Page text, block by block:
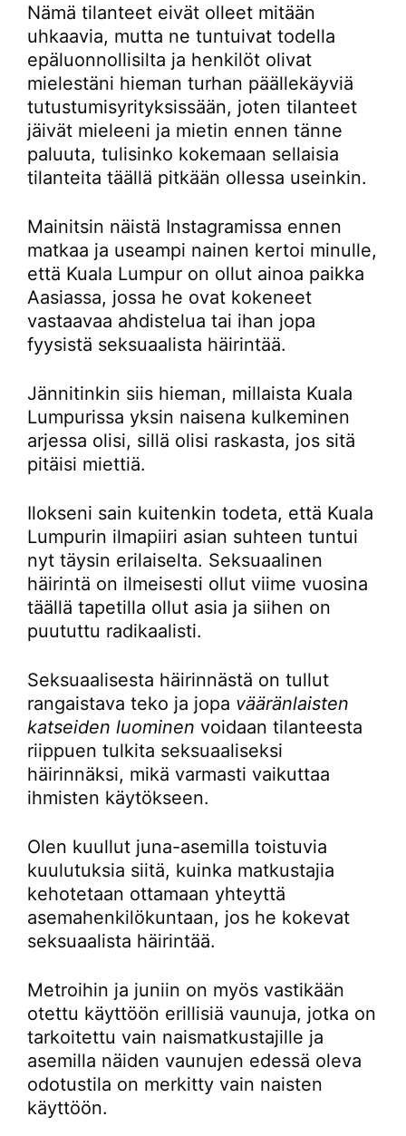
Nämä tilanteet eivät olleet mitään
uhkaavia, mutta ne tuntuivat todella
epäluonnollisilta ja henkilöt olivat
mielestäni hieman turhan päällekäyviä
tutustumisyrityksissään, joten tilanteet
jäivät mieleeni ja mietin ennen tänne
paluuta, tulisinko kokemaan sellaisia
tilanteita täällä pitkään ollessa useinkin.
Mainitsin näistä Instagramissa ennen
matkaa ja useampi nainen kertoi minulle,
että Kuala Lumpur on ollut ainoa paikka
Aasiassa, jossa he ovat kokeneet
vastaavaa ahdistelua tai ihan jopa
fyysistä seksuaalista häirintää.
Jännitinkin siis hieman, millaista Kuala
Lumpurissa yksin naisena kulkeminen
arjessa olisi, sillä olisi raskasta, jos sitä
pitäisi miettiä.
Ilokseni sain kuitenkin todeta, että Kuala
Lumpurin ilmapiiri asian suhteen tuntui
nyt täysin erilaiselta. Seksuaalinen
häirintä on ilmeisesti ollut viime vuosina
täällä tapetilla ollut asia ja siihen on
puututtu radikaalisti.
Seksuaalisesta häirinnästä on tullut
rangaistava teko ja jopa vääränlaisten
katseiden luominen voidaan tilanteesta
riippuen tulkita seksuaaliseksi
häirinnäksi, mikä varmasti vaikuttaa
ihmisten käytökseen.
Olen kuullut juna-asemilla toistuvia
kuulutuksia siitä, kuinka matkustajia
kehotetaan ottamaan yhteyttä
asemahenkilökuntaan, jos he kokevat
seksuaalista häirintää.
Metroihin ja juniin on myös vastikään
otettu käyttöön erillisiä vaunuja, jotka on
tarkoitettu vain naismatkustajille ja
asemilla näiden vaunujen edessä oleva
odotustila on merkitty vain naisten
käyttöön.